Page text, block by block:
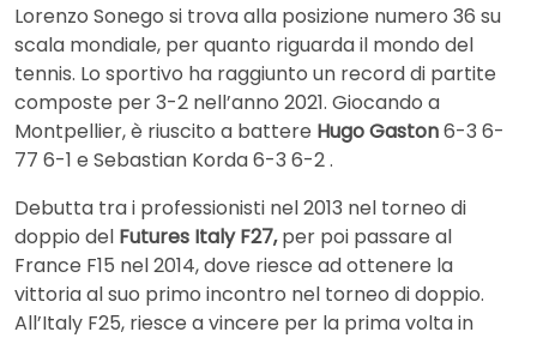
Lorenzo Sonego si trova alla posizione numero 36 su
scala mondiale, per quanto riguarda il mondo del
tennis. Lo sportivo ha raggiunto un record di partite
composte per 3-2 nell’anno 2021. Giocando a
Montpellier, è riuscito a battere Hugo Gaston6-3 6-
77 6-1 e Sebastian Korda 6-3 6-2 .
Debutta tra i professionisti nel 2013 nel torneo di
doppio del Futures Italy F27,per poi passare al
France F15 nel 2014, dove riesce ad ottenere la
vittoria al suo primo incontro nel torneo di doppio.
All’Italy F25, riesce a vincere per la prima volta in